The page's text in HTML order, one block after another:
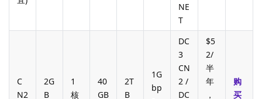
NE
T
C
N2
2G
B
1
核
40
GB
2T
B
1G
bp
DC
3
CN
2 /
DC
$5
2/
半
年
，
购
买